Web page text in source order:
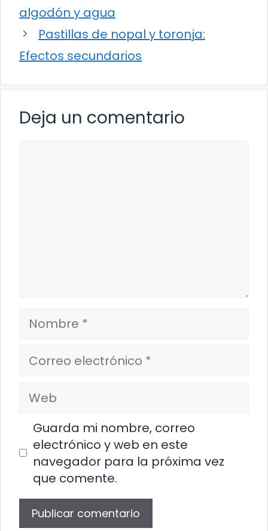
algodón y agua
Pastillas de nopal y toronja:
Efectos secundarios
Deja un comentario
Nombre
Correo
electrónico
Web
Guarda mi nombre, correo
electrónico y web en este
navegador para la próxima vez
que comente.